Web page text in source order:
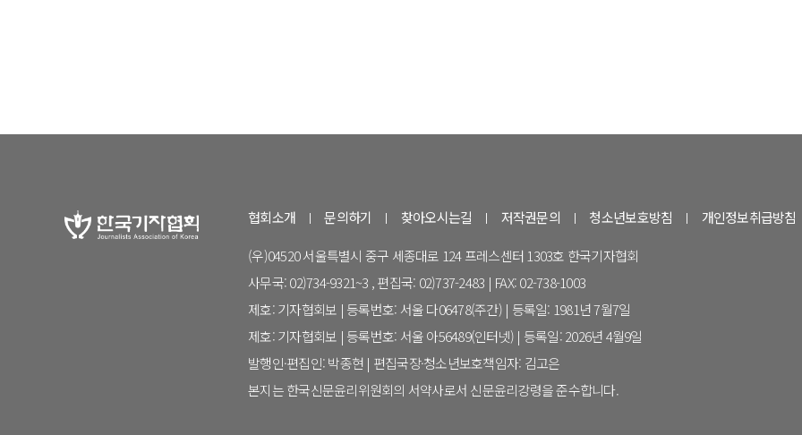
협회소개 문의하기 찾아오시는길 저작권문의 청소년보호방침 개인정보취급방침
(우)04520 서울특별시 중구 세종대로 124 프레스센터 1303호 한국기자협회
사무국: 02)734-9321~3 , 편집국: 02)737-2483 | FAX: 02-738-1003
제호: 기자협회보 | 등록번호: 서울 다06478(주간) | 등록일: 1981년 7월7일
제호: 기자협회보 | 등록번호: 서울 아56489(인터넷) | 등록일: 2026년 4월9일
발행인·편집인: 박종현 | 편집국장·청소년보호책임자: 김고은
본지는 한국신문윤리위원회의 서약사로서 신문윤리강령을 준수합니다.